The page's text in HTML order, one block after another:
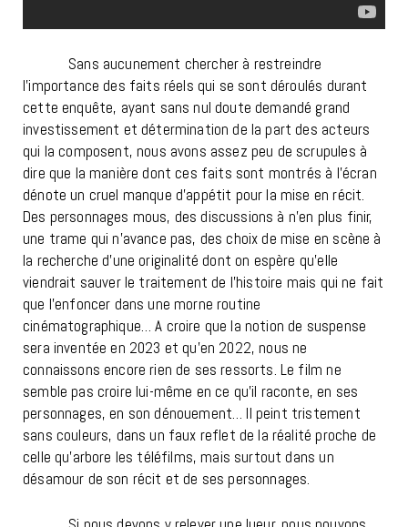
Sans aucunement chercher à restreindre
l’importance des faits réels qui se sont déroulés durant
cette enquête, ayant sans nul doute demandé grand
investissement et détermination de la part des acteurs
qui la composent, nous avons assez peu de scrupules à
dire que la manière dont ces faits sont montrés à l’écran
dénote un cruel manque d’appétit pour la mise en récit.
Des personnages mous, des discussions à n’en plus finir,
une trame qui n’avance pas, des choix de mise en scène à
la recherche d’une originalité dont on espère qu’elle
viendrait sauver le traitement de l’histoire mais qui ne fait
que l’enfoncer dans une morne routine
cinématographique… A croire que la notion de suspense
sera inventée en 2023 et qu’en 2022, nous ne
connaissons encore rien de ses ressorts. Le film ne
semble pas croire lui-même en ce qu’il raconte, en ses
personnages, en son dénouement… Il peint tristement
sans couleurs, dans un faux reflet de la réalité proche de
celle qu’arbore les téléfilms, mais surtout dans un
désamour de son récit et de ses personnages.